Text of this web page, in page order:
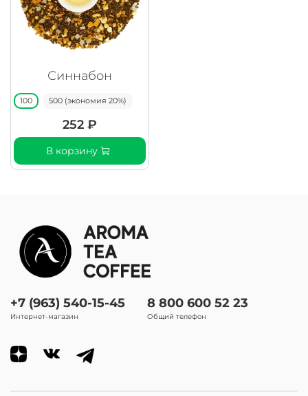
Синнабон
100 500 (экономия 20%)
252 ₽
В корзину
+7 (963) 540-15-45
Интернет-магазин
8 800 600 52 23
Общий телефон